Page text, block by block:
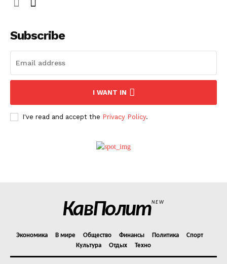
Контакты
Subscribe
I WANT IN
I've read and accept the Privacy Policy.
КавПолитNEW
Экономика В мире Общество Финансы Политика
Спорт
Культура
Отдых Техно